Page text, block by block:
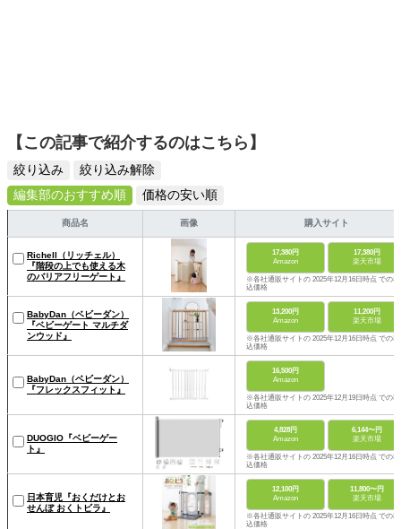
【この記事で紹介するのはこちら】
絞り込み
絞り込み解除
編集部のおすすめ順
価格の安い順
商品名 画像 購入サイト
Richell（リッチェル）
『階段の上でも使える木
のバリアフリーゲート』
17,380円
Amazon
17,380円
楽天市場
※各社通販サイトの 2025年12月16日時点 での税
込価格
BabyDan（ベビーダン）
『ベビーゲート マルチダ
ンウッド』
13,200円
Amazon
11,200円
楽天市場
※各社通販サイトの 2025年12月16日時点 での税
込価格
BabyDan（ベビーダン）
『フレックスフィット』
16,500円
Amazon
※各社通販サイトの 2025年12月19日時点 での税
込価格
DUOGIO『ベビーゲー
ト』
4,828円
Amazon
6,144〜円
楽天市場
※各社通販サイトの 2025年12月16日時点 での税
込価格
日本育児『おくだけとお
せんぼ おくトビラ』
12,100円
Amazon
11,800〜円
楽天市場
※各社通販サイトの 2025年12月16日時点 での税
込価格